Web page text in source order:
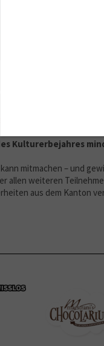
Challenge
2018
Kulturerbejahres
mitmachen – und
allen weiteren
aus dem Kanton